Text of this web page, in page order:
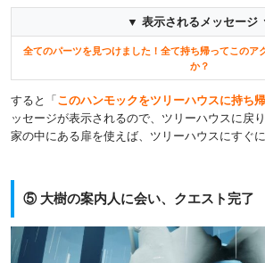
▼ 表示されるメッセージ
全てのパーツを見つけました！全て持ち帰ってこのア
か？
すると「 このハンモックをツリーハウスに持ち
ッセージが表示されるので、ツリーハウスに戻
家の中にある扉を使えば、ツリーハウスにすぐに
⑤ 大樹の案内人に会い、クエスト完了